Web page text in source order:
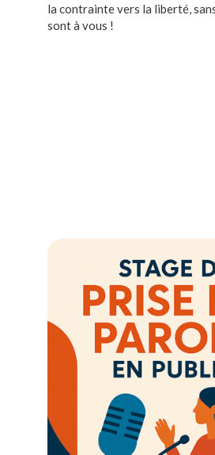
la contrainte vers la liberté,
sont à vous !